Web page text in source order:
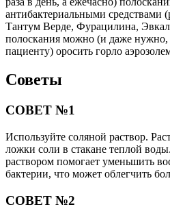
антибактериальными средствами
Тантум Верде, Фурацилина,
полоскания можно (и даже нужно,
пациенту) оросить горло
Советы
СОВЕТ №1
Используйте соляной раствор.
ложки соли в стакане теплой
раствором помогает уменьшить
бактерии, что может облегчить
СОВЕТ №2